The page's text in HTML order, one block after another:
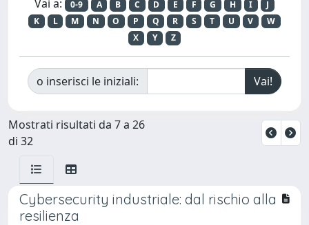
Vai a: 0-9 A B C D E F G H I
J
K
L M N O P Q R S T U V
W
X
Y Z
o inserisci le iniziali:
Mostrati risultati da 7 a 26
di 32
Cybersecurity industriale: dal rischio alla
resilienza